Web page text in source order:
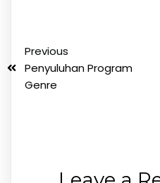
Previous
Penyuluhan Program
Genre